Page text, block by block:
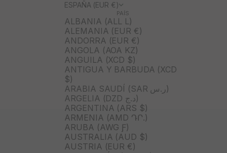
ESPAÑA (EUR €)
PAÍS
ALBANIA (ALL L)
ALEMANIA (EUR €)
ANDORRA (EUR €)
ANGOLA (AOA KZ)
ANGUILA (XCD $)
ANTIGUA Y BARBUDA (XCD
$)
ARABIA SAUDÍ (SAR ر.س)
ARGELIA (DZD د.ج)
ARGENTINA (ARS $)
ARMENIA (AMD ԴՐ.)
ARUBA (AWG Ƒ)
AUSTRALIA (AUD $)
AUSTRIA (EUR €)